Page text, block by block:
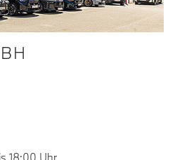
18:00 Uhr